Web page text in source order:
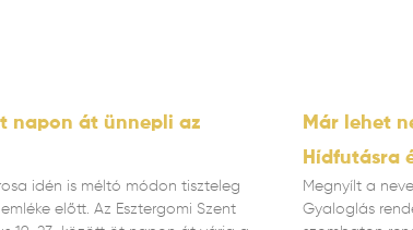
napon át ünnepli az
idén is méltó módon tiszteleg
előtt. Az Esztergomi Szent
Már lehet
Hídfutásra
Megnyílt a
Gyaloglás